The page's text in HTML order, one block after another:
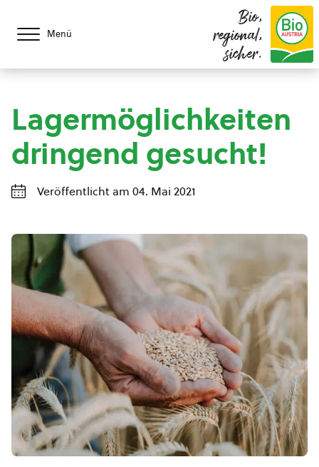
Menü
Bio,
regional,
sicher.
Lagermöglichkeiten
dringend gesucht!
Veröffentlicht am 04. Mai 2021